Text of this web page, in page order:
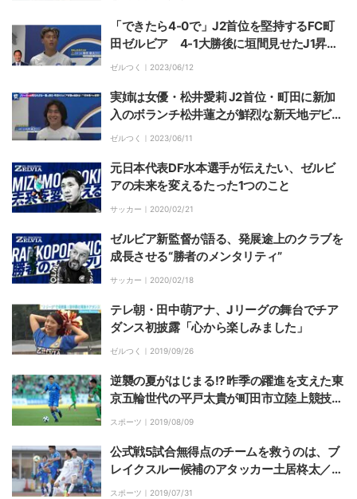
「できたら4-0で」J2首位を堅持するFC町
田ゼルビア 4-1大勝後に垣間見せたJ1昇格
への覚悟と“黒田イズム”
ゼルつく｜ 2023/06/12
実姉は女優・松井愛莉 J2首位・町田に新加
入のボランチ松井蓮之が鮮烈な新天地デビュ
ー「頑張って試合に出て活躍してね、とお姉
ゼルつく｜ 2023/06/11
元日本代表DF水本選手が伝えたい、ゼルビ
アの未来を変えるたった1つのこと
サッカー｜ 2020/02/21
ゼルビア新監督が語る、発展途上のクラブを
成長させる“勝者のメンタリティ”
サッカー｜ 2020/02/18
テレ朝・田中萌アナ、Jリーグの舞台でチア
ダンス初披露「心から楽しみました」
ゼルつく｜ 2019/09/26
逆襲の夏がはじまる!? 昨季の躍進を支えた東
京五輪世代の平戸太貴が町田市立陸上競技場
に凱旋！／FC町田ゼルビア
スポーツ｜ 2019/08/09
公式戦5試合無得点のチームを救うのは、ブ
レイクスルー候補のアタッカー土居柊太／F
C町田ゼルビア
スポーツ｜ 2019/07/31